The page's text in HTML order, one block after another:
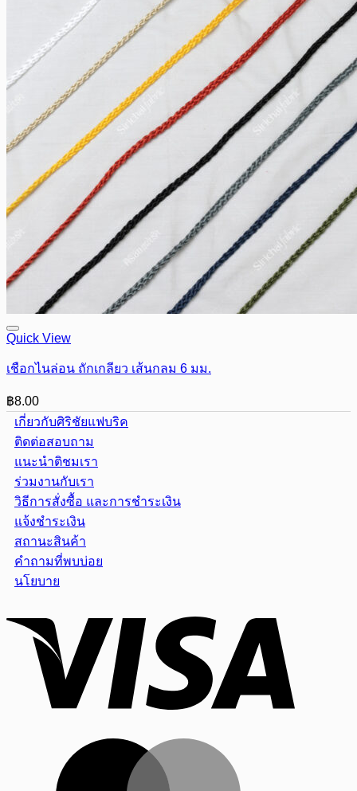
Quick View
เชือกไนล่อน ถักเกลียว เส้นกลม 6 มม.
฿8.00
เกี่ยวกับศิริชัยแฟบริค
ติดต่อสอบถาม
แนะนำติชมเรา
ร่วมงานกับเรา
วิธีการสั่งซื้อ และการชำระเงิน
แจ้งชำระเงิน
สถานะสินค้า
คำถามที่พบบ่อย
นโยบาย